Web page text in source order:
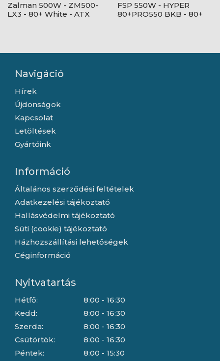
Zalman 500W - ZM500-
LX3 - 80+ White - ATX
FSP 550W - HYPER
80+PRO550 BKB - 80+
Navigáció
Hírek
Újdonságok
Kapcsolat
Letöltések
Gyártóink
Információ
Általános szerződési feltételek
Adatkezelési tájékoztató
Hallásvédelmi tájékoztató
Süti (cookie) tájékoztató
Házhozszállítási lehetőségek
Céginformáció
Nyitvatartás
Hétfő:
Kedd:
Szerda:
Csütörtök:
Péntek:
8:00 - 16:30
8:00 - 16:30
8:00 - 16:30
8:00 - 16:30
8:00 - 15:30